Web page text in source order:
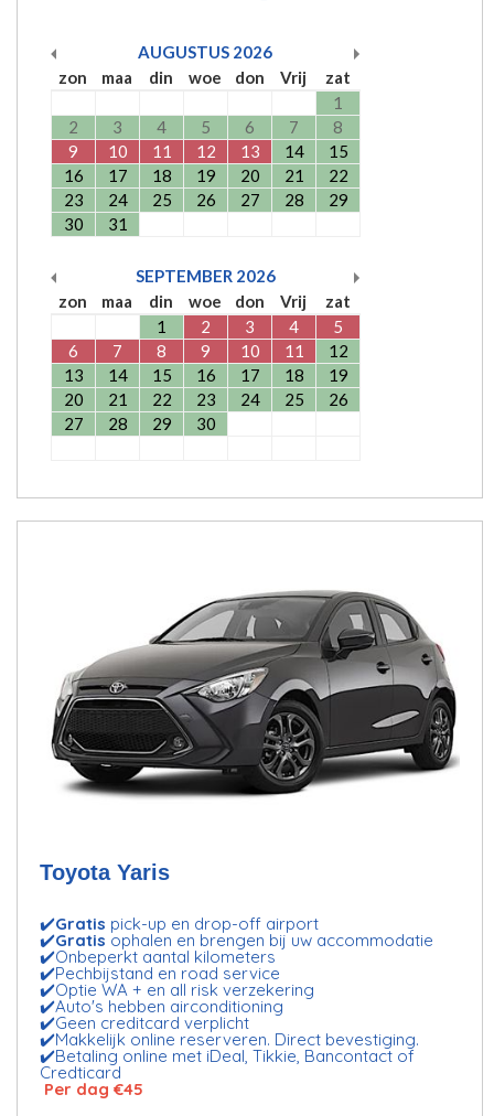
AUGUSTUS 2026
zon
maa din woe don Vrij
zat
1
2
3 4 5 6 7
8
9
10 11 12 13 14
15
16
17 18 19 20 21
22
23
24 25 26 27 28
29
30
31
SEPTEMBER 2026
zon
maa din woe don Vrij
zat
1
2 3 4
5
6
7 8 9 10 11
12
13
14 15 16 17 18
19
20
21 22 23 24 25
26
27
28 29 30
Toyota Yaris
✔️Gratis pick-up en drop-off airport
✔️Gratis ophalen en brengen bij uw accommodatie
✔️Onbeperkt aantal kilometers
✔️Pechbijstand en road service
✔️Optie WA + en all risk verzekering
✔️Auto's hebben airconditioning
✔️Geen creditcard verplicht
✔️Makkelijk online reserveren. Direct bevestiging.
✔️Betaling online met iDeal, Tikkie, Bancontact of
Credticard
Per dag €45